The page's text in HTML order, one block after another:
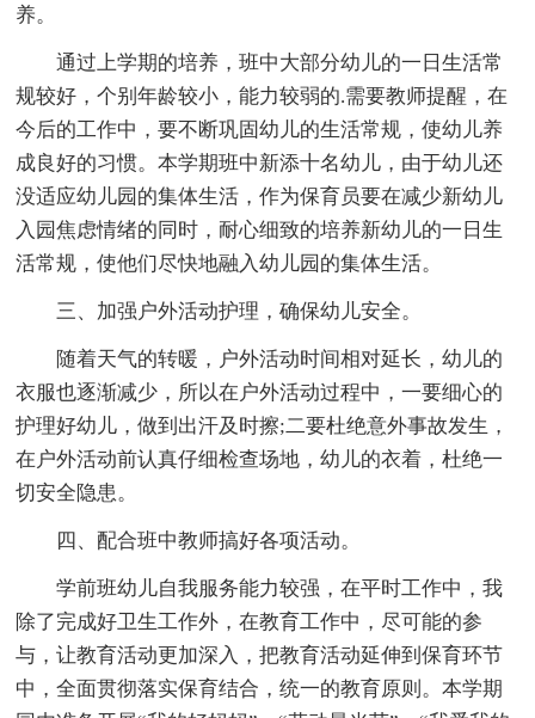
养。
通过上学期的培养，班中大部分幼儿的一日生活常
规较好，个别年龄较小，能力较弱的.需要教师提醒，在
今后的工作中，要不断巩固幼儿的生活常规，使幼儿养
成良好的习惯。本学期班中新添十名幼儿，由于幼儿还
没适应幼儿园的集体生活，作为保育员要在减少新幼儿
入园焦虑情绪的同时，耐心细致的培养新幼儿的一日生
活常规，使他们尽快地融入幼儿园的集体生活。
三、加强户外活动护理，确保幼儿安全。
随着天气的转暖，户外活动时间相对延长，幼儿的
衣服也逐渐减少，所以在户外活动过程中，一要细心的
护理好幼儿，做到出汗及时擦;二要杜绝意外事故发生，
在户外活动前认真仔细检查场地，幼儿的衣着，杜绝一
切安全隐患。
四、配合班中教师搞好各项活动。
学前班幼儿自我服务能力较强，在平时工作中，我
除了完成好卫生工作外，在教育工作中，尽可能的参
与，让教育活动更加深入，把教育活动延伸到保育环节
中，全面贯彻落实保育结合，统一的教育原则。本学期